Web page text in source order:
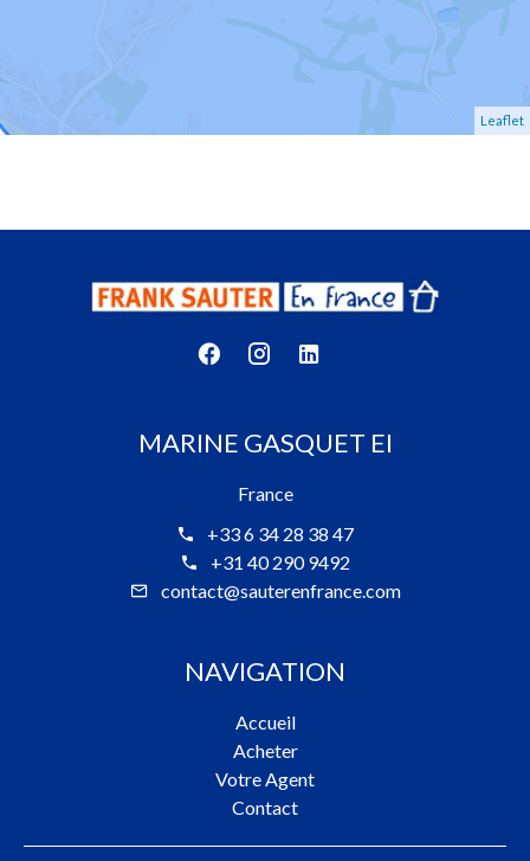
Leaflet
MARINE GASQUET EI
France
+33 6 34 28 38 47
+31 40 290 9492
contact@sauterenfrance.com
NAVIGATION
Accueil
Acheter
Votre Agent
Contact